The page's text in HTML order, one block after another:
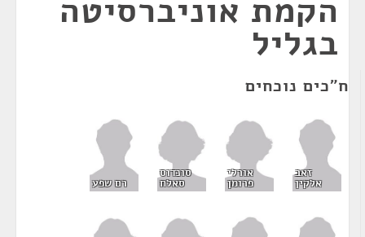
הקמת אוניברסיטה
בגליל
ח"כים נוכחים
זאב
אלקין
אורלי
פרומן
סונדוס
סאלח רם שפע